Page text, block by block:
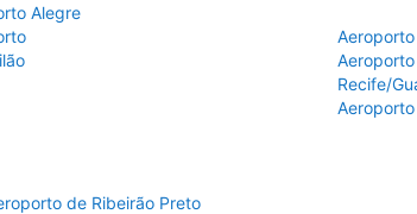
Alegre
Recife/
de Ribeirão Preto